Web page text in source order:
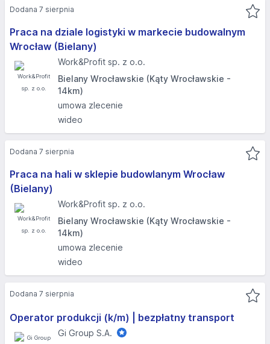
Praca na dziale logistyki w markecie budowalnym
Wrocław (Bielany)
Work&Profit sp. z o.o.
Bielany Wrocławskie (Kąty Wrocławskie -
14km)
umowa zlecenie
wideo
Dodana 7 sierpnia
Praca na hali w sklepie budowlanym Wrocław
(Bielany)
Work&Profit sp. z o.o.
Bielany Wrocławskie (Kąty Wrocławskie -
14km)
umowa zlecenie
wideo
Dodana 7 sierpnia
Operator produkcji (k/m) | bezpłatny transport
Gi Group S.A.
Dodana 7 sierpnia